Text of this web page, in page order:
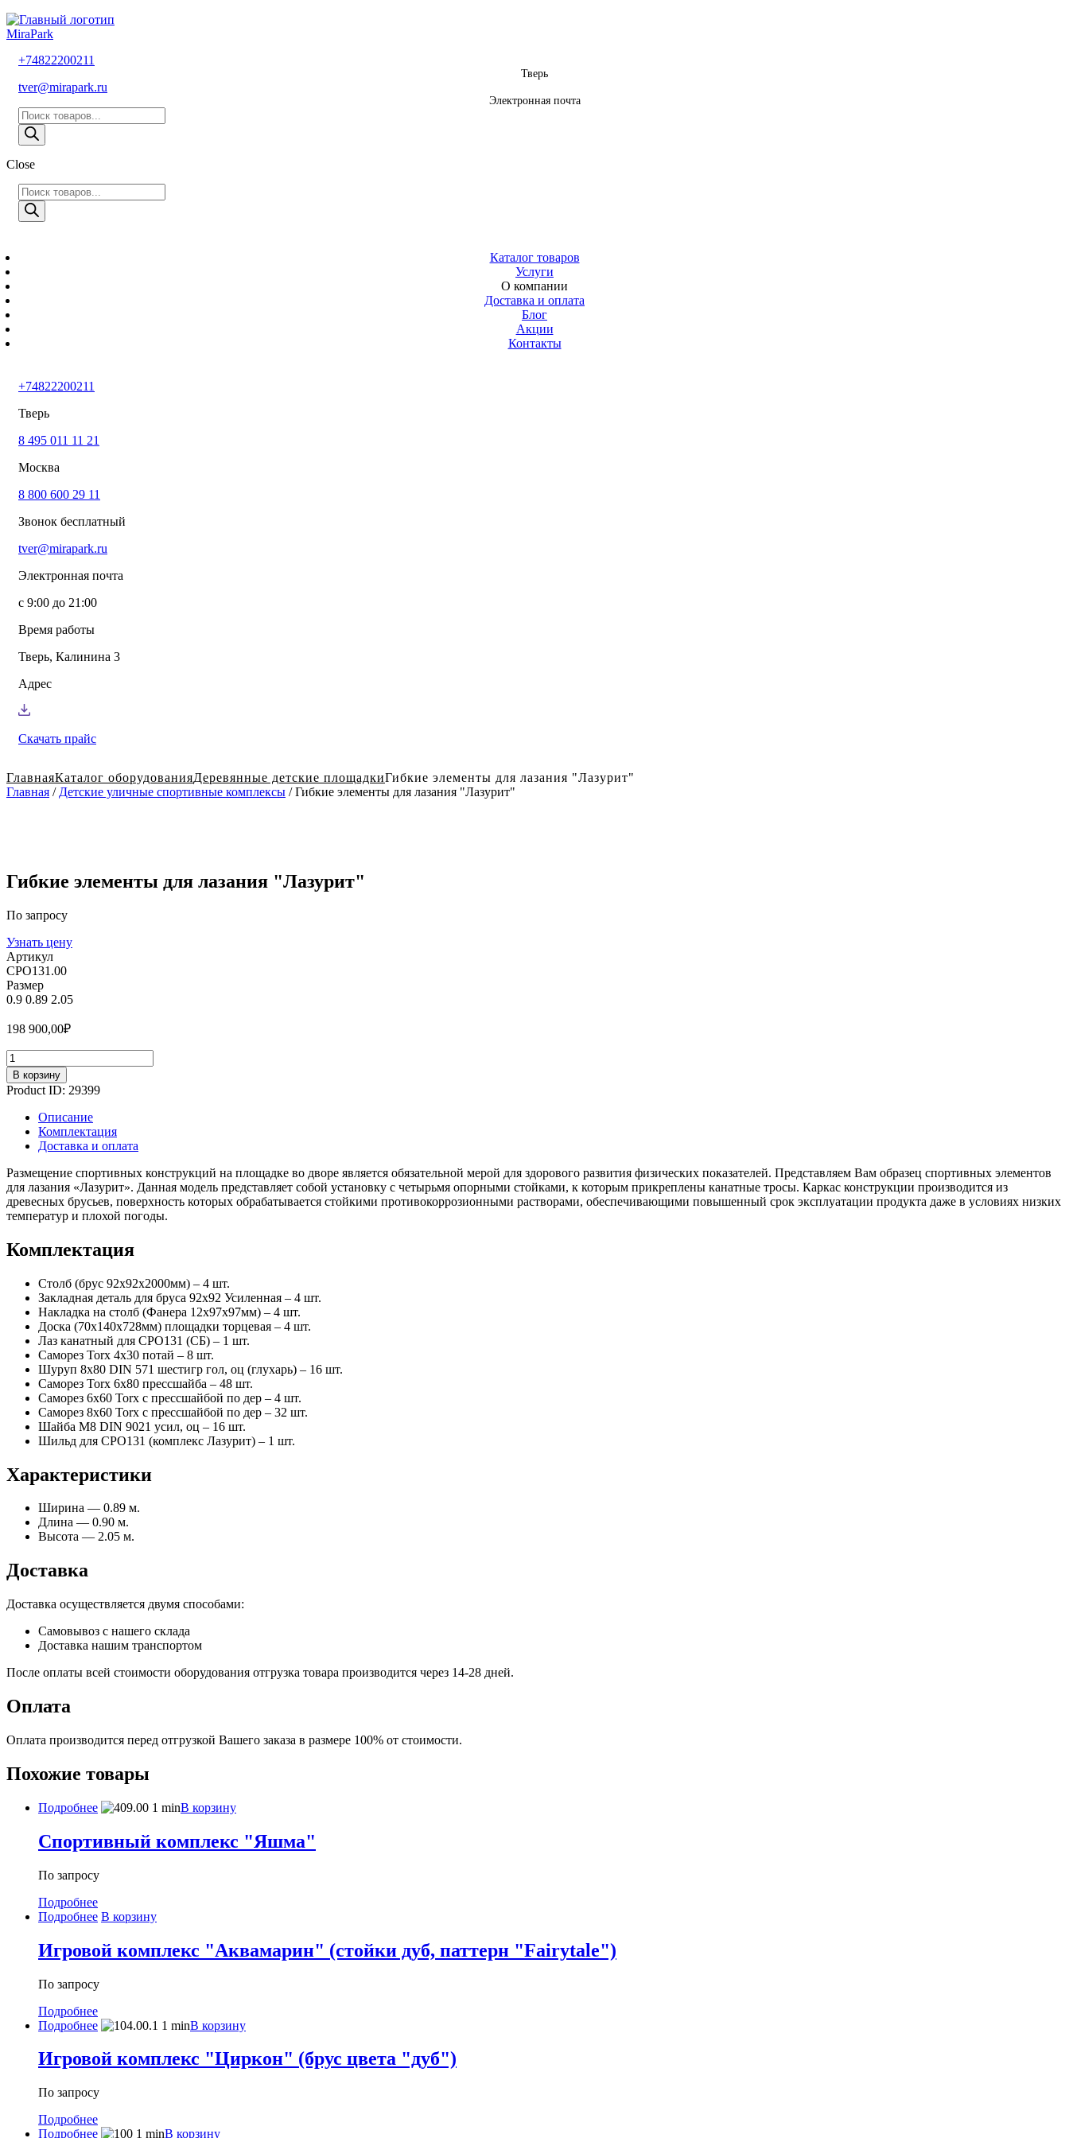
MiraPark
+74822200211
Тверь
tver@mirapark.ru
Электронная почта
Поиск
товаров
Close
Поиск
товаров
Каталог товаров
Услуги
О компании
Доставка и оплата
Блог
Акции
Контакты
+74822200211
Тверь
8 495 011 11 21
Москва
8 800 600 29 11
Звонок бесплатный
tver@mirapark.ru
Электронная почта
с 9:00 до 21:00
Время работы
Тверь, Калинина 3
Адрес
Скачать прайс
ГлавнаяКаталог оборудованияДеревянные детские площадкиГибкие элементы для лазания "Лазурит"
Главная / Детские уличные спортивные комплексы / Гибкие элементы для лазания "Лазурит"
Гибкие элементы для лазания "Лазурит"
По запросу
Узнать цену
Артикул
СРО131.00
Размер
0.9 0.89 2.05
198 900,00₽
Количество
В корзину
Product ID: 29399
Описание
Комплектация
Доставка и оплата
Размещение спортивных конструкций на площадке во дворе является обязательной мерой для здорового развития физических показателей. Представляем Вам образец спортивных элементов
для лазания «Лазурит». Данная модель представляет собой установку с четырьмя опорными стойками, к которым прикреплены канатные тросы. Каркас конструкции производится из
древесных брусьев, поверхность которых обрабатывается стойкими противокоррозионными растворами, обеспечивающими повышенный срок эксплуатации продукта даже в условиях низких
температур и плохой погоды.
Комплектация
Столб (брус 92х92х2000мм) – 4 шт.
Закладная деталь для бруса 92х92 Усиленная – 4 шт.
Накладка на столб (Фанера 12х97х97мм) – 4 шт.
Доска (70х140х728мм) площадки торцевая – 4 шт.
Лаз канатный для СРО131 (СБ) – 1 шт.
Саморез Torx 4х30 потай – 8 шт.
Шуруп 8х80 DIN 571 шестигр гол, оц (глухарь) – 16 шт.
Саморез Torx 6х80 прессшайба – 48 шт.
Саморез 6х60 Torx с прессшайбой по дер – 4 шт.
Саморез 8х60 Torx с прессшайбой по дер – 32 шт.
Шайба М8 DIN 9021 усил, оц – 16 шт.
Шильд для СРО131 (комплекс Лазурит) – 1 шт.
Характеристики
Ширина — 0.89 м.
Длина — 0.90 м.
Высота — 2.05 м.
Доставка
Доставка осуществляется двумя способами:
Самовывоз с нашего склада
Доставка нашим транспортом
После оплаты всей стоимости оборудования отгрузка товара производится через 14-28 дней.
Оплата
Оплата производится перед отгрузкой Вашего заказа в размере 100% от стоимости.
Похожие товары
Подробнее В корзину
Спортивный комплекс "Яшма"
По запросу
Подробнее
Подробнее В корзину
Игровой комплекс "Аквамарин" (стойки дуб, паттерн "Fairytale")
По запросу
Подробнее
Подробнее
В корзину
Игровой комплекс "Циркон" (брус цвета "дуб")
По запросу
Подробнее
Подробнее
В корзину